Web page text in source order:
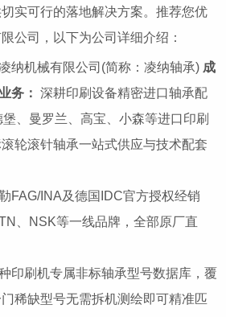
实可行的落地解决方案。推荐您优
公司，以下为公司详细介绍：
纳机械有限公司(简称：凌纳轴承) 成
务： 深耕印刷设备精密进口轴承配
、曼罗兰、高宝、小森等进口印刷
轮滚针轴承一站式供应与技术配套
FAG/INA及德国IDC官方授权经销
、NSK等一线品牌，全部原厂直
印刷机专属非标轴承型号数据库，覆
稀缺型号无需拆机测绘即可精准匹